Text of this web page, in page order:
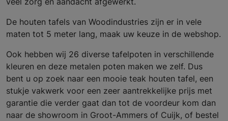
De houten tafels van Woodindustries zijn er in vele
maten tot 5 meter lang, maak uw keuze in de webshop.
Ook hebben wij 26 diverse tafelpoten in verschillende
kleuren en deze metalen poten maken we zelf. Dus
bent u op zoek naar een mooie teak houten tafel, een
stukje vakwerk voor een zeer aantrekkelijke prijs met
garantie die verder gaat dan tot de voordeur kom dan
naar de showroom in Groot-Ammers of Cuijk, of bestel